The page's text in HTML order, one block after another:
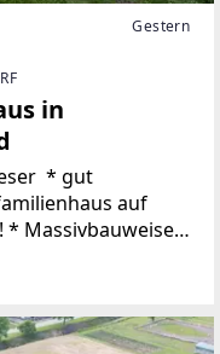
Gestern
in
gut
auf